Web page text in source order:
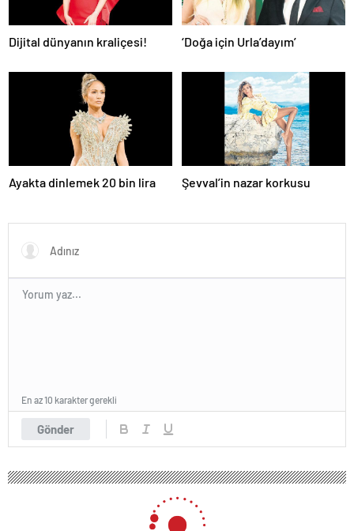
Dijital dünyanın kraliçesi! ‘Doğa için Urla’dayım’
Ayakta dinlemek 20 bin lira Şevval’in nazar korkusu
Gönder
En az 10 karakter gerekli